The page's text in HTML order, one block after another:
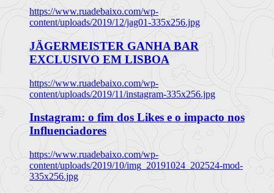
https://www.ruadebaixo.com/wp-
content/uploads/2019/12/jag01-335x256.jpg
JÄGERMEISTER GANHA BAR
EXCLUSIVO EM LISBOA
https://www.ruadebaixo.com/wp-
content/uploads/2019/11/instagram-335x256.jpg
Instagram: o fim dos Likes e o impacto nos
Influenciadores
https://www.ruadebaixo.com/wp-
content/uploads/2019/10/img_20191024_202524-mod-
335x256.jpg